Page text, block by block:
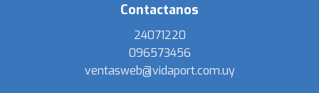
Contactanos
24071220
096573456
ventasweb@vidaport.com.uy